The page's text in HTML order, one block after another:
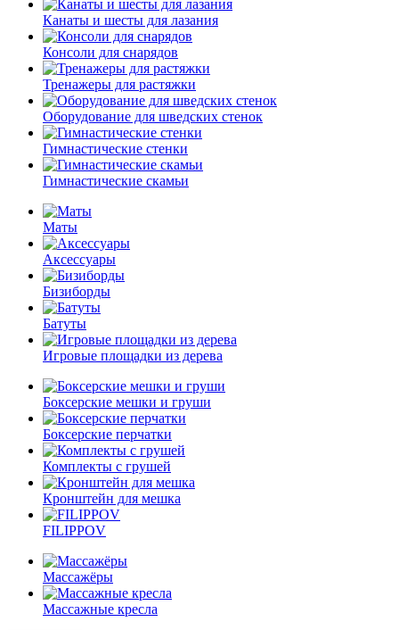
Канаты и шесты для лазания
Консоли для снарядов
Тренажеры для растяжки
Оборудование для шведских стенок
Гимнастические стенки
Гимнастические скамьи
Маты
Аксессуары
Бизиборды
Батуты
Игровые площадки из дерева
Боксерские мешки и груши
Боксерские перчатки
Комплекты с грушей
Кронштейн для мешка
FILIPPOV
Массажёры
Массажные кресла